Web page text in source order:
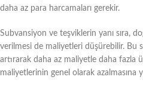
daha az para harcamaları gerekir.
Subvansiyon ve teşviklerin yanı sıra,
verilmesi de maliyetleri düşürebilir. Bu
artırarak daha az maliyetle daha fazla
maliyetlerinin genel olarak azalmasına